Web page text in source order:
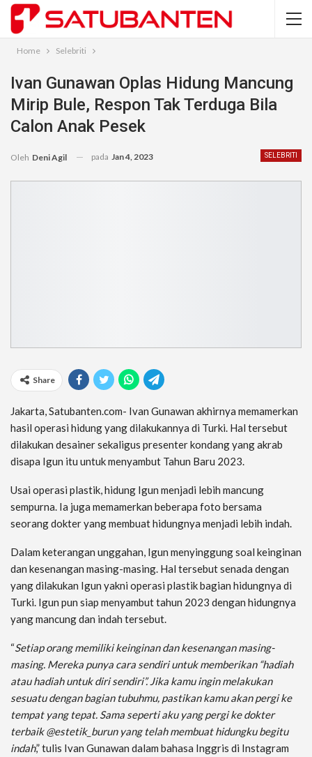
Home Selebriti
Ivan Gunawan Oplas Hidung Mancung
Mirip Bule, Respon Tak Terduga Bila
Calon Anak Pesek
SELEBRITI
Oleh Deni Agil pada Jan 4, 2023
Share
Jakarta, Satubanten.com- Ivan Gunawan akhirnya memamerkan
hasil operasi hidung yang dilakukannya di Turki. Hal tersebut
dilakukan desainer sekaligus presenter kondang yang akrab
disapa Igun itu untuk menyambut Tahun Baru 2023.
Usai operasi plastik, hidung Igun menjadi lebih mancung
sempurna. Ia juga memamerkan beberapa foto bersama
seorang dokter yang membuat hidungnya menjadi lebih indah.
Dalam keterangan unggahan, Igun menyinggung soal keinginan
dan kesenangan masing-masing. Hal tersebut senada dengan
yang dilakukan Igun yakni operasi plastik bagian hidungnya di
Turki. Igun pun siap menyambut tahun 2023 dengan hidungnya
yang mancung dan indah tersebut.
“Setiap orang memiliki keinginan dan kesenangan masing-
masing. Mereka punya cara sendiri untuk memberikan “hadiah
atau hadiah untuk diri sendiri”. Jika kamu ingin melakukan
sesuatu dengan bagian tubuhmu, pastikan kamu akan pergi ke
tempat yang tepat. Sama seperti aku yang pergi ke dokter
terbaik @estetik_burun yang telah membuat hidungku begitu
indah,” tulis Ivan Gunawan dalam bahasa Inggris di Instagram